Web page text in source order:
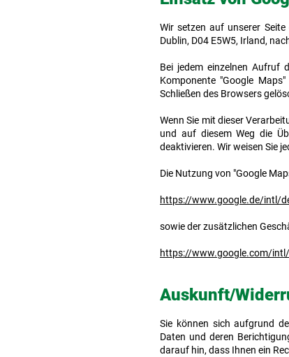
Wir setzen auf unserer
Dublin, D04 E5W5, Irland,
Bei jedem einzelnen Aufruf
Komponente "Google
Schließen des Browsers
Wenn Sie mit dieser
und auf diesem Weg die
deaktivieren. Wir weisen Sie
Die Nutzung von "Google
https://www.google.de/intl/
sowie der zusätzlichen
https://www.google.com/
Auskunft/
Sie können sich aufgrund
Daten und deren
darauf hin, dass Ihnen ein